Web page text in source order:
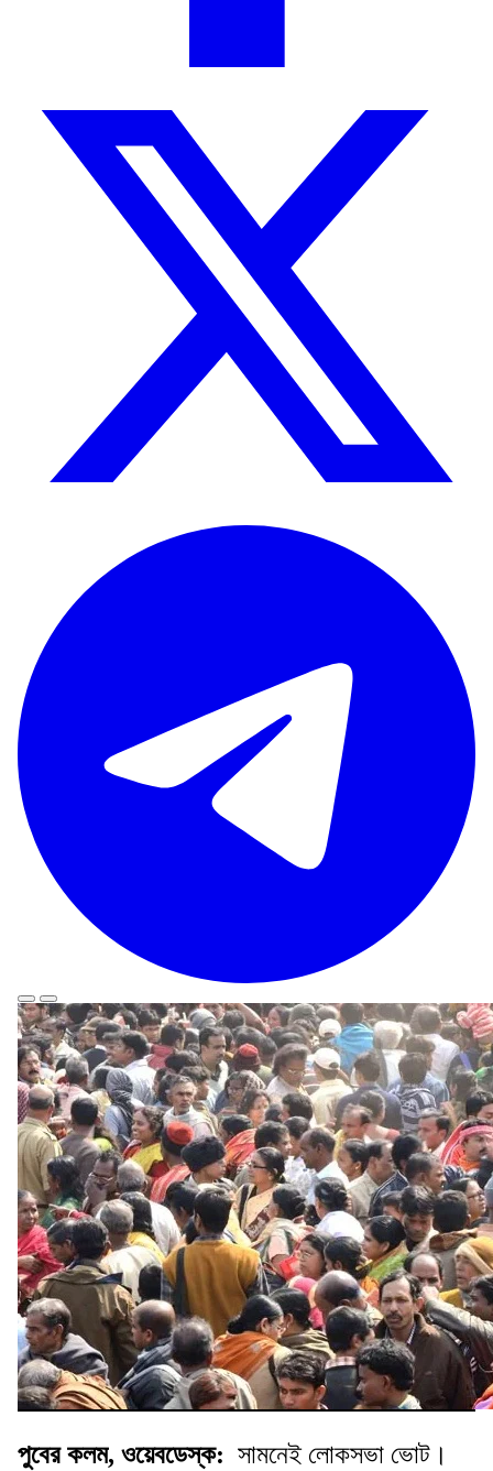
পুবের কলম, ওয়েবডেস্ক: সামনেই লোকসভা ভোট।